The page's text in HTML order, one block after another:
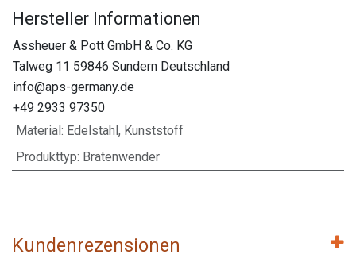
Hersteller Informationen
Assheuer & Pott GmbH & Co. KG
Talweg 11 59846 Sundern Deutschland
info@aps-germany.de
+49 2933 97350
Material : Edelstahl, Kunststoff
Produkttyp: Bratenwender
Kundenrezensionen